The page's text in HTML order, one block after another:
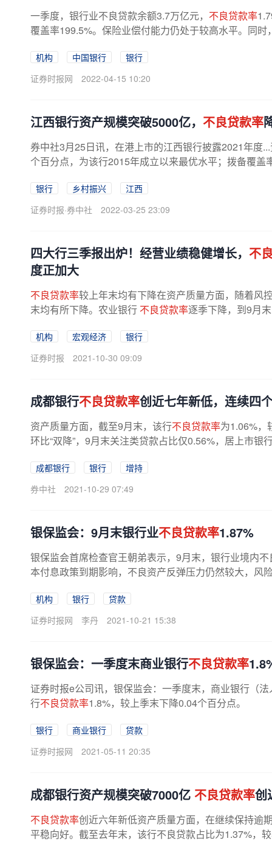
一季度，银行业不良贷款余额3.7万亿元， 不良贷款率
覆盖率199.5%。保险业偿付能力仍处于较高水平。同
机构 中国银行
银行
证券时报网
2022-04-15 10:20
江西银行资产规模突破5000亿， 不良贷款率
券中社3月25日讯，在港上市的江西银行披露2021年度
个百分点，为该行2015年成立以来最优水平；拨备覆
银行 乡村振兴
江西
证券时报·券中社
2022-03-25 23:09
四大行三季报出炉！经营业绩稳健增长， 不
度正加大
不良贷款率较上年末均有下降在资产质量方面，随着风
末均有所下降。农业银行 不良贷款率逐季下降，到9月
机构 宏观经济
银行
证券时报
2021-10-30 09:09
成都银行不良贷款率创近七年新低，连续四
资产质量方面，截至9月末，该行不良贷款率为1.06%，
环比“双降”，9月末关注类贷款占比仅0.56%，居上市
成都银行 银行
增持
券中社
2021-10-29 07:49
银保监会：9月末银行业不良贷款率1.87%
银保监会首席检查官王朝弟表示，9月末，银行业境内
本付息政策到期影响，不良资产反弹压力仍然较大，风
机构 银行
贷款
证券时报网
李丹 2021-10-21 15:38
银保监会：一季度末商业银行不良贷款率
证券时报e公司讯，银保监会：一季度末，商业银行（
行不良贷款率1.8%，较上季末下降0.04个百分点。
银行 商业银行
贷款
证券时报网
2021-05-11 20:35
成都银行资产规模突破7000亿 不良贷款率创
不良贷款率创近六年新低资产质量方面，在继续保持逾
平稳向好。截至去年末，该行不良贷款占比为1.37%，